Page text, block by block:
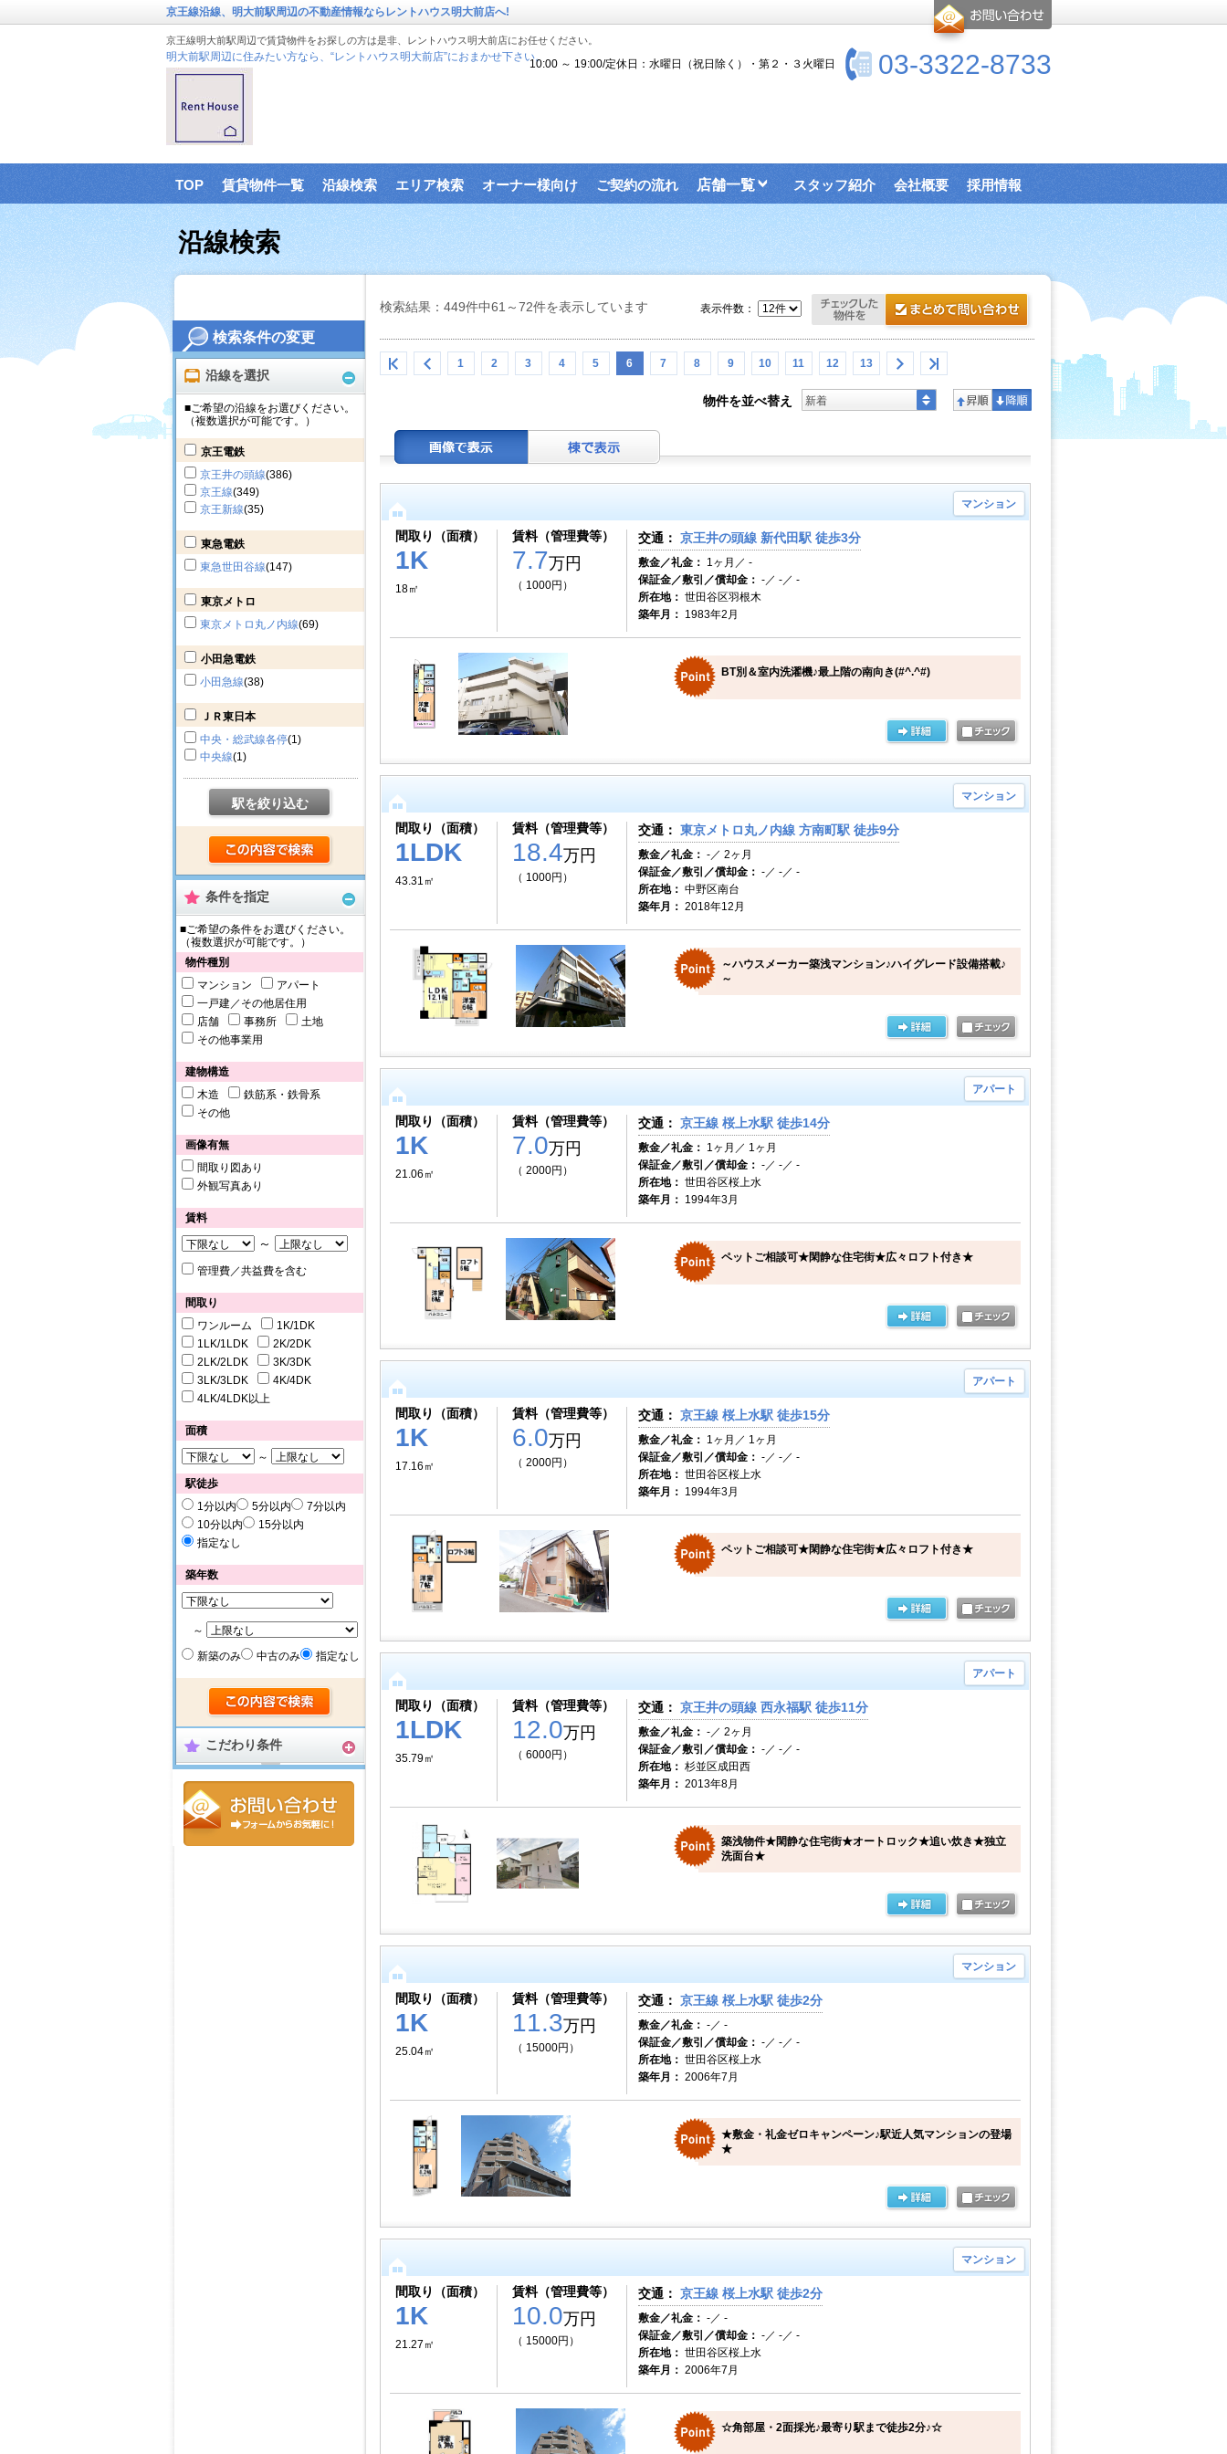
検索条件の変更
沿線を選択
■ご希望の沿線をお選びください。
（複数選択が可能です。）
京王電鉄
京王井の頭線(386)
京王線(349)
京王新線(35)
東急電鉄
東急世田谷線(147)
東京メトロ
東京メトロ丸ノ内線(69)
小田急電鉄
小田急線(38)
ＪＲ東日本
中央・総武線各停(1)
中央線(1)
駅を絞り込む
条件を指定
■ご希望の条件をお選びください。
（複数選択が可能です。）
物件種別
マンション
アパート
一戸建／その他居住用
店舗
事務所
土地
その他事業用
建物構造
木造
鉄筋系・鉄骨系
その他
画像有無
間取り図あり
外観写真あり
賃料
～
管理費／共益費を含む
間取り
ワンルーム
1K/1DK
1LK/1LDK
2K/2DK
2LK/2LDK
3K/3DK
3LK/3LDK
4K/4DK
4LK/4LDK以上
面積
～
駅徒歩
1分以内
5分以内
7分以内
10分以内
15分以内
指定なし
築年数
～
新築のみ
中古のみ 指定なし
こだわり条件
京王線沿線、明大前駅周辺の不動産情報ならレントハウス明大前店へ!
京王線明大前駅周辺で賃貸物件をお探しの方は是非、レントハウス明大前店にお任せください。
明大前駅周辺に住みたい方なら、“レントハウス明大前店”におまかせ下さい。 03-3322-8733
10:00 ～ 19:00/定休日：水曜日（祝日除く）・第２・３火曜日
TOP 賃貸物件一覧 沿線検索 エリア検索 オーナー様向け ご契約の流れ 店舗一覧 スタッフ紹介 会社概要 採用情報
沿線検索
検索結果：449件中61～72件を表示しています
1 2 3 4 5 6 7 8 9 10 11 12 13
表示件数：
物件を並べ替え 新着
マンション
間取り（面積）
1K
18㎡
賃料（管理費等）
7.7万円
（ 1000円）
交通： 京王井の頭線 新代田駅 徒歩3分
敷金／礼金： 1ヶ月／ -
保証金／敷引／償却金： -／ -／ -
所在地： 世田谷区羽根木
築年月： 1983年2月
BT別＆室内洗濯機♪最上階の南向き(#^.^#)
マンション
間取り（面積）
1LDK
43.31㎡
賃料（管理費等）
18.4万円
（ 1000円）
交通： 東京メトロ丸ノ内線 方南町駅 徒歩9分
敷金／礼金： -／ 2ヶ月
保証金／敷引／償却金： -／ -／ -
所在地： 中野区南台
築年月： 2018年12月
～ハウスメーカー築浅マンション♪ハイグレード設備搭載♪
～
アパート
間取り（面積）
1K
21.06㎡
賃料（管理費等）
7.0万円
（ 2000円）
交通： 京王線 桜上水駅 徒歩14分
敷金／礼金： 1ヶ月／ 1ヶ月
保証金／敷引／償却金： -／ -／ -
所在地： 世田谷区桜上水
築年月： 1994年3月
ペットご相談可★閑静な住宅街★広々ロフト付き★
アパート
間取り（面積）
1K
17.16㎡
賃料（管理費等）
6.0万円
（ 2000円）
交通： 京王線 桜上水駅 徒歩15分
敷金／礼金： 1ヶ月／ 1ヶ月
保証金／敷引／償却金： -／ -／ -
所在地： 世田谷区桜上水
築年月： 1994年3月
ペットご相談可★閑静な住宅街★広々ロフト付き★
アパート
間取り（面積）
1LDK
35.79㎡
賃料（管理費等）
12.0万円
（ 6000円）
交通： 京王井の頭線 西永福駅 徒歩11分
敷金／礼金： -／ 2ヶ月
保証金／敷引／償却金： -／ -／ -
所在地： 杉並区成田西
築年月： 2013年8月
築浅物件★閑静な住宅街★オートロック★追い炊き★独立
洗面台★
マンション
間取り（面積）
1K
25.04㎡
賃料（管理費等）
11.3万円
（ 15000円）
交通： 京王線 桜上水駅 徒歩2分
敷金／礼金： -／ -
保証金／敷引／償却金： -／ -／ -
所在地： 世田谷区桜上水
築年月： 2006年7月
★敷金・礼金ゼロキャンペーン♪駅近人気マンションの登場
★
マンション
間取り（面積）
1K
21.27㎡
賃料（管理費等）
10.0万円
（ 15000円）
交通： 京王線 桜上水駅 徒歩2分
敷金／礼金： -／ -
保証金／敷引／償却金： -／ -／ -
所在地： 世田谷区桜上水
築年月： 2006年7月
☆角部屋・2面採光♪最寄り駅まで徒歩2分♪☆